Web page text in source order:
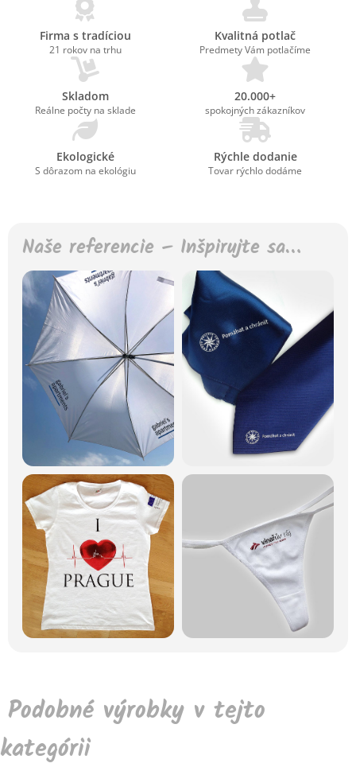
Firma s tradíciou
21 rokov na trhu
Kvalitná potlač
Predmety Vám potlačíme
Skladom
Reálne počty na sklade
20.000+
spokojných zákazníkov
Ekologické
S dôrazom na ekológiu
Rýchle dodanie
Tovar rýchlo dodáme
Naše referencie – Inšpirujte sa…
Podobné výrobky v tejto
kategórii